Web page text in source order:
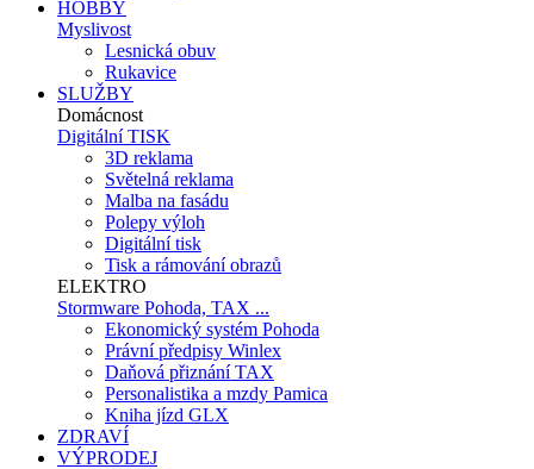
HOBBY
Myslivost
Lesnická obuv
Rukavice
SLUŽBY
Domácnost
Digitální TISK
3D reklama
Světelná reklama
Malba na fasádu
Polepy výloh
Digitální tisk
Tisk a rámování obrazů
ELEKTRO
Stormware Pohoda, TAX ...
Ekonomický systém Pohoda
Právní předpisy Winlex
Daňová přiznání TAX
Personalistika a mzdy Pamica
Kniha jízd GLX
ZDRAVÍ
VÝPRODEJ